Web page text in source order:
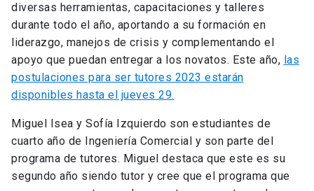
diversas herramientas, capacitaciones y talleres
durante todo el año, aportando a su formación en
liderazgo, manejos de crisis y complementando el
apoyo que puedan entregar a los novatos. Este año, las
postulaciones para ser tutores 2023 estarán
disponibles hasta el jueves 29.
Miguel Isea y Sofía Izquierdo son estudiantes de
cuarto año de Ingeniería Comercial y son parte del
programa de tutores. Miguel destaca que este es su
segundo año siendo tutor y cree que el programa que